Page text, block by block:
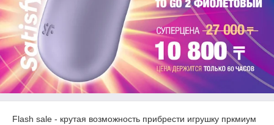
Flash sale - крутая возможность прибрести игрушку пркмиум